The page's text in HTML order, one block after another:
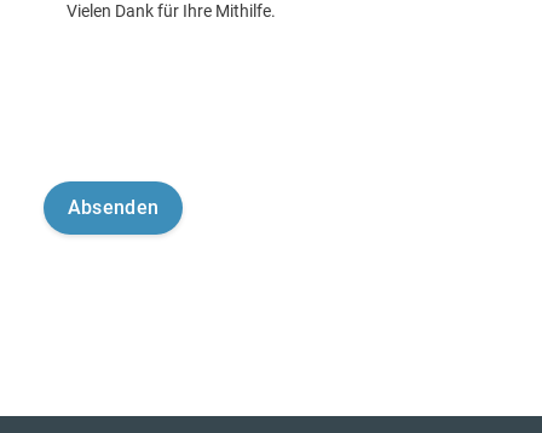
Vielen Dank für Ihre Mithilfe.